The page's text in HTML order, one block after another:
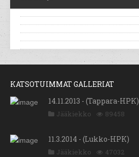
KATSOTUIMMAT GALLERIAT
14.11.2013 - (Tappara-HPK)
Jääkiekko 89458
11.3.2014 - (Lukko-HPK)
Jääkiekko 47032